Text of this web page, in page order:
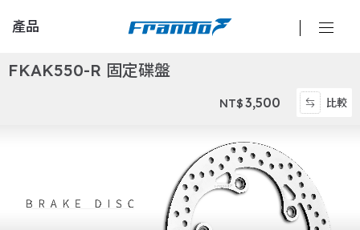
產品
碟盤
FKAK550-R 固定碟盤
NT$3,500 比較